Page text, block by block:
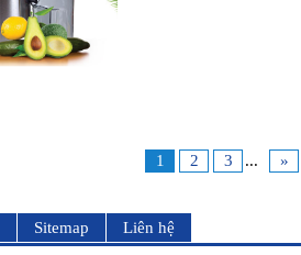
1 2 3 ... »
Sitemap Liên hệ